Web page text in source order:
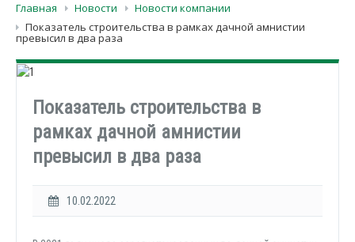
Контакты
Главная Новости
Новости компании
Показатель строительства в рамках дачной амнистии
превысил в два раза
Показатель строительства в
рамках дачной амнистии
превысил в два раза
10.02.2022